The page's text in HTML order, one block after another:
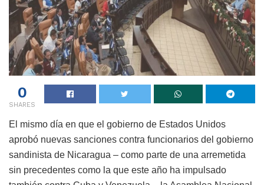
0
SHARES
El mismo día en que el gobierno de Estados Unidos
aprobó nuevas sanciones contra funcionarios del gobierno
sandinista de Nicaragua – como parte de una arremetida
sin precedentes como la que este año ha impulsado